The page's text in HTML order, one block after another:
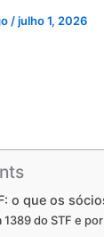
/julho 1, 2026
o que os
1389 do STF e